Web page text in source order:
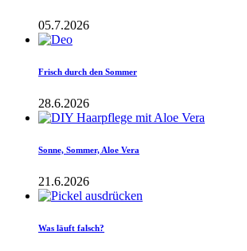
05.7.2026
Frisch durch den Sommer
28.6.2026
Sonne, Sommer, Aloe Vera
21.6.2026
Was läuft falsch?